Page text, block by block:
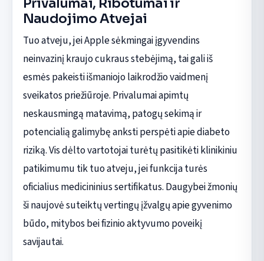
Naudojimo Atvejai
Tuo atveju, jei Apple sėkmingai įgyvendins
neinvazinį kraujo cukraus stebėjimą, tai gali iš
esmės pakeisti išmaniojo laikrodžio vaidmenį
sveikatos priežiūroje. Privalumai apimtų
neskausmingą matavimą, patogų sekimą ir
potencialią galimybę anksti perspėti apie diabeto
riziką. Vis dėlto vartotojai turėtų pasitikėti klinikiniu
patikimumu tik tuo atveju, jei funkcija turės
oficialius medicininius sertifikatus. Daugybei žmonių
ši naujovė suteiktų vertingų įžvalgų apie gyvenimo
būdo, mitybos bei fizinio aktyvumo poveikį
savijautai.